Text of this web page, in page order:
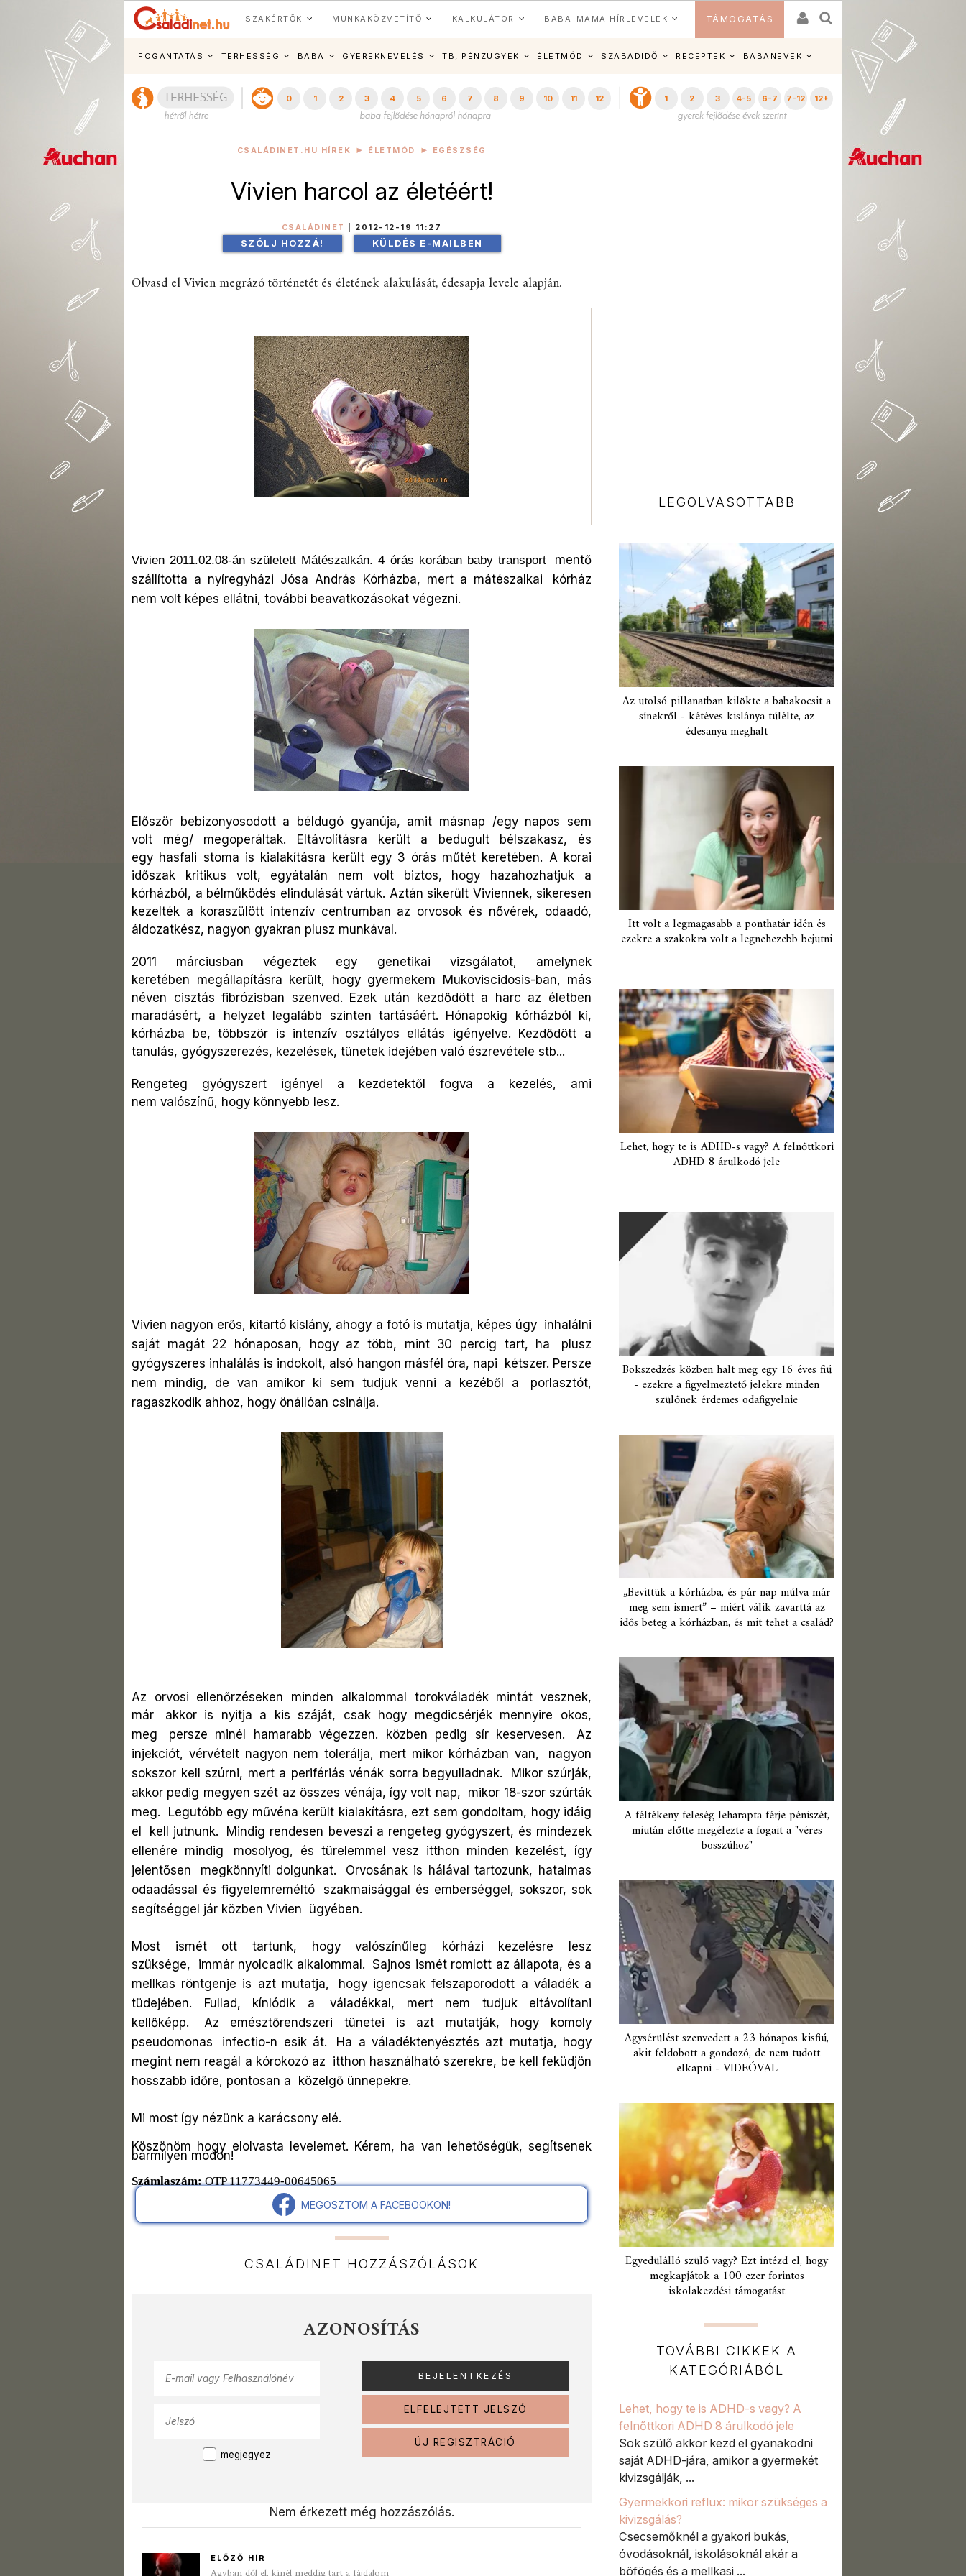
SZAKÉRTŐK MUNKAKÖZVETÍTŐ KALKULÁTOR BABA-MAMA HÍRLEVELEK TÁMOGATÁS
FOGANTATÁS TERHESSÉG BABA GYEREKNEVELÉS TB, PÉNZÜGYEK ÉLETMÓD SZABADIDŐ RECEPTEK BABANEVEK
0 1 2 3 4 5 6 7 8 9 10 11 12 1 2 3 4-5 6-7 7-12 12+
CSALÁDINET.HU HÍREK ÉLETMÓD EGÉSZSÉG
Vivien harcol az életéért!
CSALÁDINET 2012-12-19 11:27
SZÓLJ HOZZÁ! KÜLDÉS E-MAILBEN
Olvasd el Vivien megrázó történetét és életének alakulását, édesapja levele alapján.
Vivien 2011.02.08-án született Mátészalkán. 4 órás korában baby transport
mentő
szállította a nyíregyházi Jósa András Kórházba, mert a mátészalkai
kórház
nem volt képes ellátni, további beavatkozásokat végezni.
Először bebizonyosodott a béldugó gyanúja, amit másnap /egy napos sem
volt még/ megoperáltak. Eltávolításra került a bedugult bélszakasz, és
egy hasfali stoma is kialakításra került egy 3 órás műtét keretében. A korai
időszak kritikus volt, egyátalán nem volt biztos, hogy hazahozhatjuk a
kórházból, a bélműködés elindulását vártuk. Aztán sikerült Viviennek, sikeresen
kezelték a koraszülött intenzív centrumban az orvosok és nővérek, odaadó,
áldozatkész, nagyon gyakran plusz munkával.
2011 márciusban végeztek egy genetikai vizsgálatot, amelynek
keretében megállapításra került, hogy gyermekem Mukoviscidosis-ban, más
néven cisztásfibrózisban szenved. Ezek után kezdődött a harc az életben
maradásért, a helyzet legalább szinten tartásáért. Hónapokig kórházból ki,
kórházba be, többször is intenzív osztályos ellátás igényelve. Kezdődött a
tanulás, gyógyszerezés, kezelések, tünetek idejében való észrevétele stb...
Rengeteg gyógyszert igényel a kezdetektől fogva a kezelés, ami
nem valószínű, hogy könnyebb lesz.
Vivien nagyon erős, kitartó kislány, ahogy a fotó is mutatja, képes úgy inhalálni
saját magát 22 hónaposan, hogy az több, mint 30 percig tart, ha
plusz
gyógyszeres inhalálás is indokolt, alsó hangon másfél óra, napi kétszer. Persze
nem mindig, de van amikor ki sem tudjuk venni a kezéből a
porlasztót,
ragaszkodik ahhoz, hogy önállóan csinálja.
Az orvosi ellenőrzéseken minden alkalommal torokváladék mintát vesznek,
már
akkor is nyitja a kis száját, csak hogy megdicsérjék mennyire okos,
meg
persze minél hamarabb végezzen. közben pedig sír keservesen.
Az
injekciót, vérvételt nagyon nem tolerálja, mert mikor kórházban van,
nagyon
sokszor kell szúrni, mert a perifériás vénák sorra begyulladnak.
Mikor szúrják,
akkor pedig megyen szét az összes vénája, így volt nap, mikor 18-szor szúrták
meg.
Legutóbb egy művéna került kialakításra, ezt sem gondoltam, hogy idáig
el
kell jutnunk.
Mindig rendesen beveszi a rengeteg gyógyszert, és mindezek
ellenére mindig
mosolyog, és türelemmel vesz itthon minden kezelést, így
jelentősen
megkönnyíti dolgunkat.
Orvosának is hálával tartozunk, hatalmas
odaadással és figyelemreméltó szakmaisággal és emberséggel, sokszor, sok
segítséggel jár közben Vivien ügyében.
Most ismét ott tartunk, hogy valószínűleg kórházi kezelésre lesz
szüksége,
immár nyolcadik alkalommal. Sajnos ismét romlott az állapota, és a
mellkas röntgenje is azt mutatja,
hogy igencsak felszaporodott a váladék a
tüdejében. Fullad, kínlódik a
váladékkal, mert nem tudjuk eltávolítani
kellőképp.
Az emésztőrendszeri tünetei is azt mutatják, hogy komoly
pseudomonas
infectio-n esik át.
Ha a váladéktenyésztés azt mutatja, hogy
megint nem reagál a kórokozó az itthon használható szerekre, be kell feküdjön
hosszabb időre, pontosan a közelgő ünnepekre.
Mi most így nézünk a karácsony elé.
Köszönöm hogy elolvasta levelemet. Kérem, ha van lehetőségük, segítsenek
bármilyen módon!
Számlaszám:OTP 11773449-00645065
MEGOSZTOM A FACEBOOKON!
CSALÁDINET HOZZÁSZÓLÁSOK
AZONOSÍTÁS
megjegyez
ELFELEJTETT JELSZÓ
ÚJ REGISZTRÁCIÓ
Nem érkezett még hozzászólás.
ELŐZŐ HÍR
LEGOLVASOTTABB
Az utolsó pillanatban kilökte a babakocsit a
sínekről - kétéves kislánya túlélte, az
édesanya meghalt
Itt volt a legmagasabb a ponthatár idén és
ezekre a szakokra volt a legnehezebb bejutni
Lehet, hogy te is ADHD-s vagy? A felnőttkori
ADHD 8 árulkodó jele
Bokszedzés közben halt meg egy 16 éves fiú
- ezekre a figyelmeztető jelekre minden
szülőnek érdemes odafigyelnie
„Bevittük a kórházba, és pár nap múlva már
meg sem ismert” – miért válik zavarttá az
idős beteg a kórházban, és mit tehet a család?
A féltékeny feleség leharapta férje péniszét,
miután előtte megélezte a fogait a "véres
bosszúhoz"
Agysérülést szenvedett a 23 hónapos kisfiú,
akit feldobott a gondozó, de nem tudott
elkapni - VIDEÓVAL
Egyedülálló szülő vagy? Ezt intézd el, hogy
megkapjátok a 100 ezer forintos
iskolakezdési támogatást
TOVÁBBI CIKKEK A
KATEGÓRIÁBÓL
Lehet, hogy te is ADHD-s vagy? A
felnőttkori ADHD 8 árulkodó jele
Sok szülő akkor kezd el gyanakodni
saját ADHD-jára, amikor a gyermekét
kivizsgálják, ...
Gyermekkori reflux: mikor szükséges a
kivizsgálás?
Csecsemőknél a gyakori bukás,
óvodásoknál, iskolásoknál akár a
böfögés és a mellkasi ...